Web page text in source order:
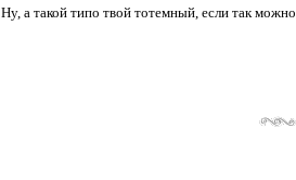
Ну, а такой типо твой тотемный, если так можно